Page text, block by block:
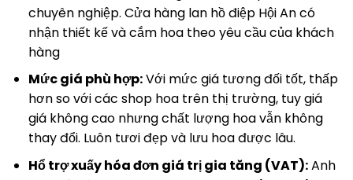
chuyên nghiệp. Cửa hàng lan hồ điệp Hội An có
nhận thiết kế và cắm hoa theo yêu cầu của khách
hàng
Mức giá phù hợp:Với mức giá tương đối tốt, thấp
hơn so với các shop hoa trên thị trường, tuy giá
giá không cao nhưng chất lượng hoa vẫn không
thay đổi. Luôn tươi đẹp và lưu hoa được lâu.
Hổ trợ xuấy hóa đơn giá trị gia tăng (VAT):Anh